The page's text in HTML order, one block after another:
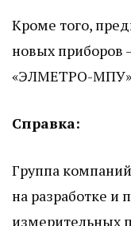
Кроме того,
новых приборов
«ЭЛМЕТРО-
Справка:
Группа
на разработке
измерительных